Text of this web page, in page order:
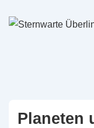
Zum
Planeten